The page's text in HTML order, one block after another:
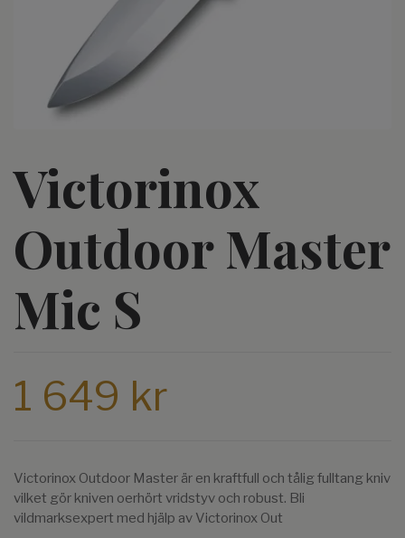
Victorinox
Outdoor Master
Mic S
1 649 kr
Victorinox Outdoor Master är en kraftfull och tålig fulltang kniv
vilket gör kniven oerhört vridstyv och robust. Bli
vildmarksexpert med hjälp av Victorinox Out